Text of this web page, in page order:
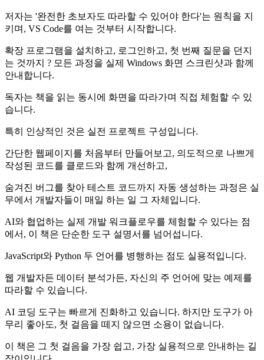
저자는 '완전한 초보자도 따라할 수 있어야 한다'는 원칙을 지
키며, VS Code를 여는 것부터 시작합니다.
확장 프로그램을 설치하고, 로그인하고, 첫 번째 질문을 던지
는 것까지 ? 모든 과정을 실제 Windows 화면 스크린샷과 함께
안내합니다.
독자는 책을 읽는 동시에 화면을 따라가며 직접 체험할 수 있
습니다.
특히 인상적인 것은 실전 프로젝트 구성입니다.
간단한 웹페이지를 처음부터 만들어보고, 의도적으로 나쁘게
작성된 코드를 클로드와 함께 개선하고,
숨겨진 버그를 찾아 테스트 코드까지 자동 생성하는 과정은 실
무에서 개발자들이 매일 하는 일 그 자체입니다.
AI와 협업하는 실제 개발 워크플로우를 체험할 수 있다는 점
에서, 이 책은 단순한 도구 설명서를 넘어섭니다.
JavaScript와 Python 두 언어를 병행하는 점도 실용적입니다.
웹 개발자든 데이터 분석가든, 자신의 주 언어에 맞는 예제를
따라할 수 있습니다.
AI 코딩 도구는 빠르게 진화하고 있습니다. 하지만 도구가 아
무리 좋아도, 첫 걸음을 떼지 않으면 소용이 없습니다.
이 책은 그 첫 걸음을 가장 쉽고, 가장 실용적으로 안내하는 길